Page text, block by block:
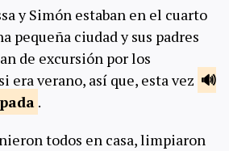
y Simón estaban en el cuarto
pequeña ciudad y sus padres
de excursión por los
era verano, así que, esta vez
.
todos en casa, limpiaron